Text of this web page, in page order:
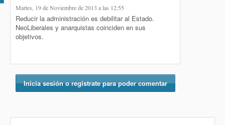
Martes, 19 de Noviembre de 2013 a las 12:55
Reducir la administración es debilitar al Estado.
NeoLiberales y anarquistas coinciden en sus
objetivos.
Inicia sesión o regístrate para poder comentar